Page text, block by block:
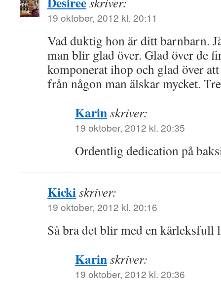
19 oktober, 2012 kl. 20:11
Vad duktig hon är ditt barnbarn.
man blir glad över. Glad över de
komponerat ihop och glad över
från någon man älskar mycket.
Karinskriver:
19 oktober, 2012 kl. 20:35
Ordentlig dedication på
Kickiskriver:
19 oktober, 2012 kl. 20:16
Så bra det blir med en kärleksfull
Karinskriver:
19 oktober, 2012 kl. 20:36